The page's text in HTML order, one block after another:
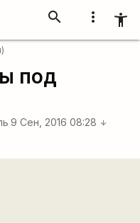
more_vert accessibility_new
search
под
9 Сен, 2016 08:28 arrow_downward